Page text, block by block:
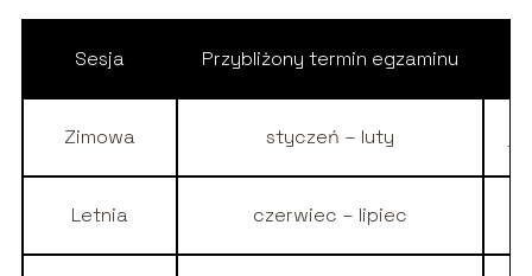
Sesja Przybliżony termin egzaminu
Zimowa styczeń – luty
Letnia czerwiec – lipiec